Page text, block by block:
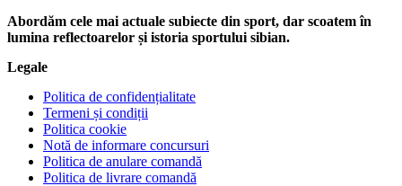
Abordăm cele mai actuale subiecte din sport, dar scoatem în
lumina reflectoarelor și istoria sportului sibian.
Legale
Politica de confidențialitate
Termeni și condiții
Politica cookie
Notă de informare concursuri
Politica de anulare comandă
Politica de livrare comandă